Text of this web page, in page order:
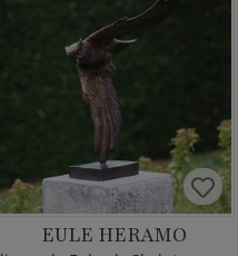
EULE HERAMO